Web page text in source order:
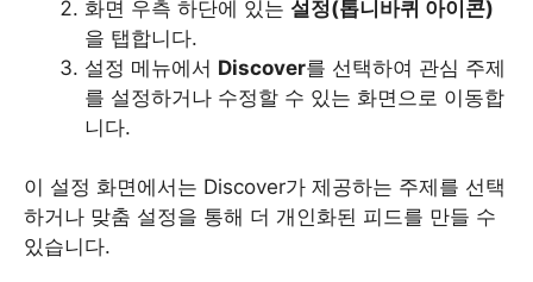
화면 우측 하단에 있는 설정(톱니바퀴 아이콘)
을 탭합니다.
설정 메뉴에서 Discover를 선택하여 관심 주제
를 설정하거나 수정할 수 있는 화면으로 이동합
니다.
이 설정 화면에서는 Discover가 제공하는 주제를 선택
하거나 맞춤 설정을 통해 더 개인화된 피드를 만들 수
있습니다.